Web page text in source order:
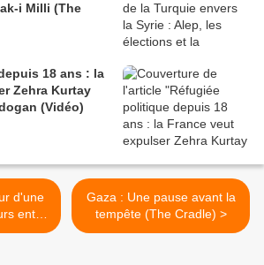
i Milli (The
18 ans : la
Zehra Kurtay
(Vidéo)
entre
(AFP)
Gaza : Une pause avant la
tempête (The Cradle) >